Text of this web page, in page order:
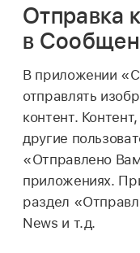
Отправка
в
В приложении
отправлять
контент.
другие
«Отправлено
приложениях.
раздел
News и т.д.